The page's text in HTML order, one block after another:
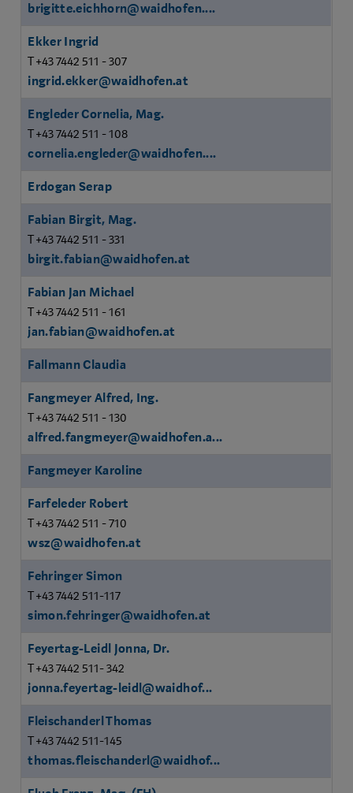
brigitte.eichhorn@waidhofen....
Ekker Ingrid
T +43 7442 511 - 307
ingrid.ekker@waidhofen.at
Engleder Cornelia, Mag.
T +43 7442 511 - 108
cornelia.engleder@waidhofen....
Erdogan Serap
Fabian Birgit, Mag.
T +43 7442 511 - 331
birgit.fabian@waidhofen.at
Fabian Jan Michael
T +43 7442 511 - 161
jan.fabian@waidhofen.at
Fallmann Claudia
Fangmeyer Alfred, Ing.
T +43 7442 511 - 130
alfred.fangmeyer@waidhofen.a...
Fangmeyer Karoline
Farfeleder Robert
T +43 7442 511 - 710
wsz@waidhofen.at
Fehringer Simon
T +43 7442 511-117
simon.fehringer@waidhofen.at
Feyertag-Leidl Jonna, Dr.
T +43 7442 511- 342
jonna.feyertag-leidl@waidhof...
Fleischanderl Thomas
T +43 7442 511-145
thomas.fleischanderl@waidhof...